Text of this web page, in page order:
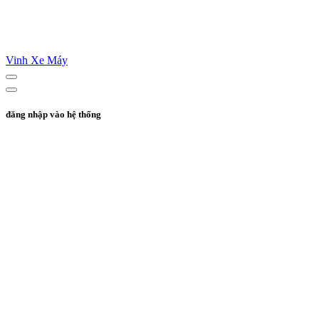
Vinh Xe Máy
đăng nhập vào hệ thống